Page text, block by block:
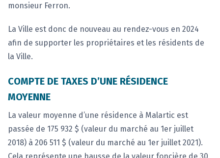
monsieur Ferron.
La Ville est donc de nouveau au rendez-vous en 2024
afin de supporter les propriétaires et les résidents de
la Ville.
COMPTE DE TAXES D’UNE RÉSIDENCE
MOYENNE
La valeur moyenne d’une résidence à Malartic est
passée de 175 932 $ (valeur du marché au 1er juillet
2018) à 206 511 $ (valeur du marché au 1er juillet 2021).
Cela représente une hausse de la valeur foncière de 30